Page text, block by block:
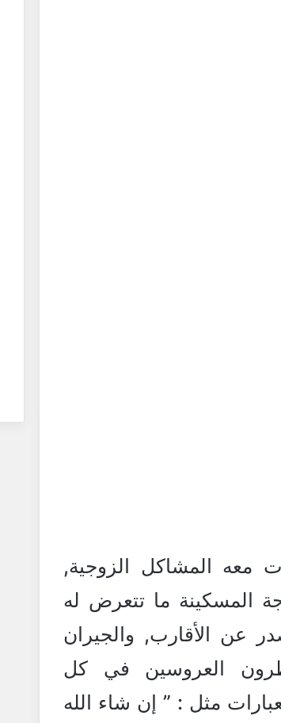
معه المشاكل الزوجية,
المسكينة ما تتعرض له
عن الأقارب, والجيران
العروسين في كل
مثل : ” إن شاء الله